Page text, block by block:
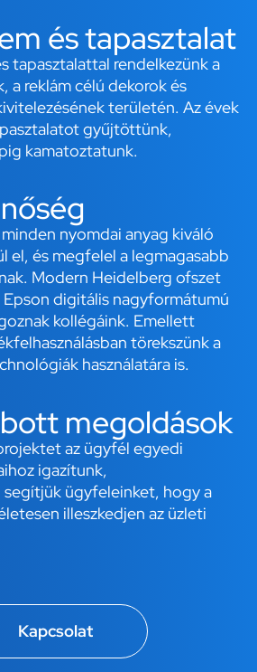
és tapasztalat
tapasztalattal rendelkezünk a
a reklám célú dekorok és
területén. Az évek
gyűjtöttünk,
kamatoztatunk.
nyomdai anyag kiváló
el, és megfelel a legmagasabb
Modern Heidelberg ofszet
digitális nagyformátumú
kollégáink. Emellett
törekszünk a
használatára is.
megoldások
az ügyfél egyedi
igazítunk,
segítjük ügyfeleinket, hogy a
illeszkedjen az üzleti
Kapcsolat